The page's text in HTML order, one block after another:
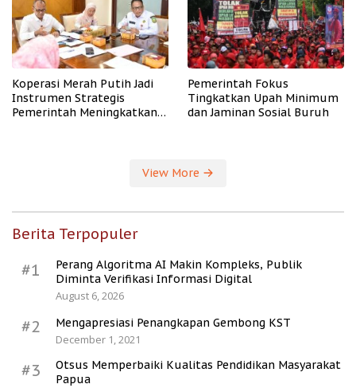
Koperasi Merah Putih Jadi
Instrumen Strategis
Pemerintah Meningkatkan
Pemerintah Fokus
Tingkatkan Upah Minimum
dan Jaminan Sosial Buruh
View More
Berita Terpopuler
#1
Perang Algoritma AI Makin Kompleks, Publik
Diminta Verifikasi Informasi Digital
August 6, 2026
#2
Mengapresiasi Penangkapan Gembong KST
December 1, 2021
#3
Otsus Memperbaiki Kualitas Pendidikan Masyarakat
Papua